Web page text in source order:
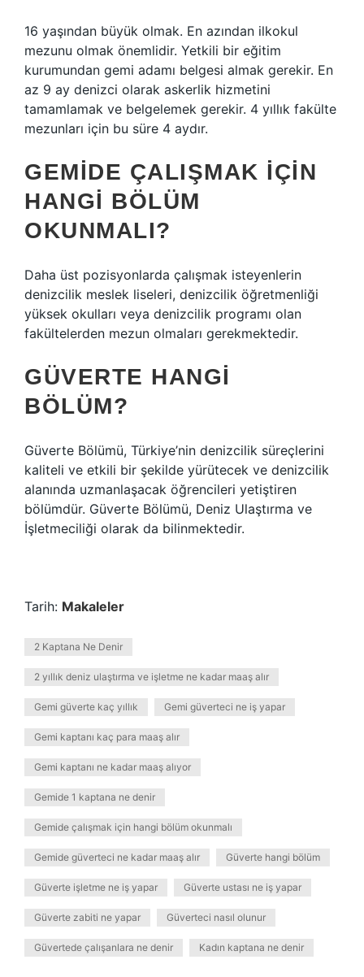
16 yaşından büyük olmak. En azından ilkokul
mezunu olmak önemlidir. Yetkili bir eğitim
kurumundan gemi adamı belgesi almak gerekir. En
az 9 ay denizci olarak askerlik hizmetini
tamamlamak ve belgelemek gerekir. 4 yıllık fakülte
mezunları için bu süre 4 aydır.
GEMIDE ÇALIŞMAK IÇIN
HANGI BÖLÜM
OKUNMALI?
Daha üst pozisyonlarda çalışmak isteyenlerin
denizcilik meslek liseleri, denizcilik öğretmenliği
yüksek okulları veya denizcilik programı olan
fakültelerden mezun olmaları gerekmektedir.
GÜVERTE HANGI
BÖLÜM?
Güverte Bölümü, Türkiye’nin denizcilik süreçlerini
kaliteli ve etkili bir şekilde yürütecek ve denizcilik
alanında uzmanlaşacak öğrencileri yetiştiren
bölümdür. Güverte Bölümü, Deniz Ulaştırma ve
İşletmeciliği olarak da bilinmektedir.
Tarih: Makaleler
2 Kaptana Ne Denir
2 yıllık deniz ulaştırma ve işletme ne kadar maaş alır
Gemi güverte kaç yıllık Gemi güverteci ne iş yapar
Gemi kaptanı kaç para maaş alır
Gemi kaptanı ne kadar maaş alıyor
Gemide 1 kaptana ne denir
Gemide çalışmak için hangi bölüm okunmalı
Gemide güverteci ne kadar maaş alır Güverte hangi bölüm
Güverte işletme ne iş yapar Güverte ustası ne iş yapar
Güverte zabiti ne yapar Güverteci nasıl olunur
Güvertede çalışanlara ne denir Kadın kaptana ne denir